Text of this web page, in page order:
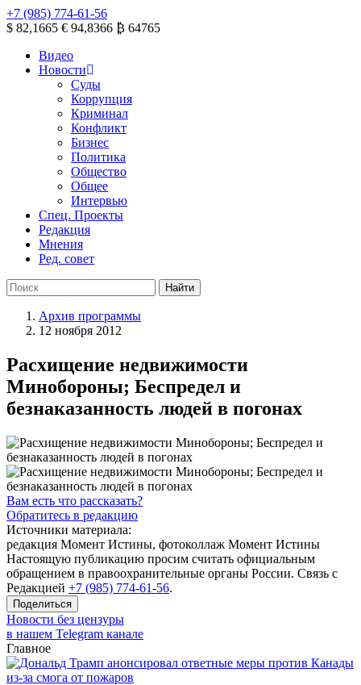
+7 (985) 774-61-56
$ 82,1665 € 94,8366 ₿ 64765
Видео
Новости
Суды
Коррупция
Криминал
Конфликт
Бизнес
Политика
Общество
Общее
Интервью
Спец. Проекты
Редакция
Мнения
Ред. совет
Архив программы
12 ноября 2012
Расхищение недвижимости
Минобороны; Беспредел и
безнаказанность людей в погонах
Вам есть что рассказать?
Обратитесь в редакцию
Источники материала:
редакция Момент Истины, фотоколлаж Момент Истины
Настоящую публикацию просим считать официальным
обращением в правоохранительные органы России. Связь с
Редакцией +7 (985) 774-61-56.
Поделиться
Новости без цензуры
в нашем Telegram канале
Главное